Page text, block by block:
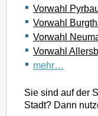
Vorwahl
Vorwahl
Vorwahl
Vorwahl
mehr…
Sie sind auf der
Stadt? Dann